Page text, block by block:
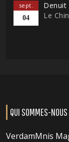
sept.
04
Denuit
Le
QUI SOMMES-
VerdamMnis